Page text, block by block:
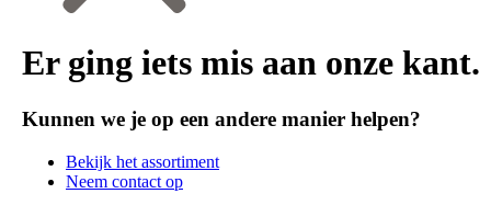
Er ging iets mis aan onze kant.
Kunnen we je op een andere manier helpen?
Bekijk het assortiment
Neem contact op